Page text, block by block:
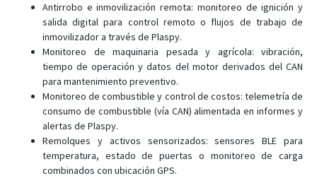
Antirrobo e inmovilización remota: monitoreo de ignición y
salida digital para control remoto o flujos de trabajo de
inmovilizador a través de Plaspy.
Monitoreo de maquinaria pesada y agrícola: vibración,
tiempo de operación y datos del motor derivados del CAN
para mantenimiento preventivo.
Monitoreo de combustible y control de costos: telemetría de
consumo de combustible (vía CAN) alimentada en informes y
alertas de Plaspy.
Remolques y activos sensorizados: sensores BLE para
temperatura, estado de puertas o monitoreo de carga
combinados con ubicación GPS.